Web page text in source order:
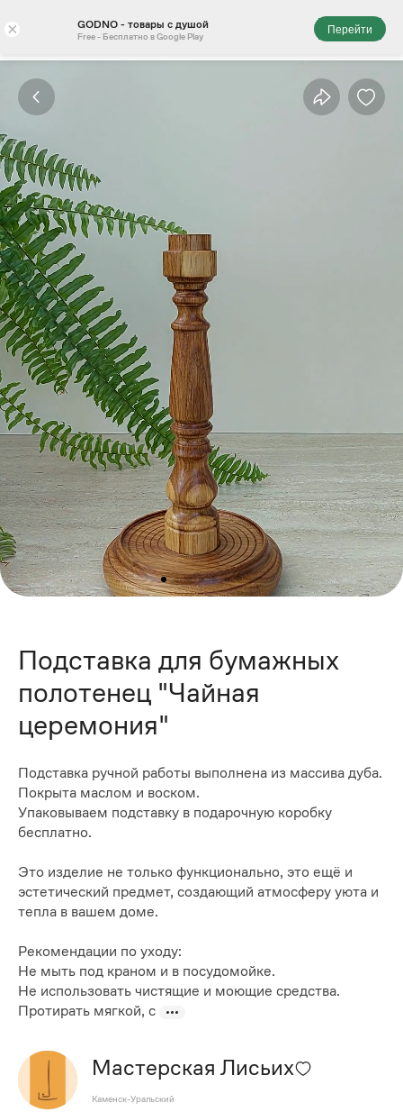
× GODNO - товары с душой
Free - Бесплатно в Google Play
Перейти
Подставка для бумажных
полотенец "Чайная
церемония"
Подставка ручной работы выполнена из массива дуба.
Покрыта маслом и воском.
Упаковываем подставку в подарочную коробку
бесплатно.
Это изделие не только функционально, это ещё и
эстетический предмет, создающий атмосферу уюта и
тепла в вашем доме.
Рекомендации по уходу:
Не мыть под краном и в посудомойке.
Не использовать чистящие и моющие средства.
Протирать мягкой, с
Мастерская Лисьих
Каменск-Уральский